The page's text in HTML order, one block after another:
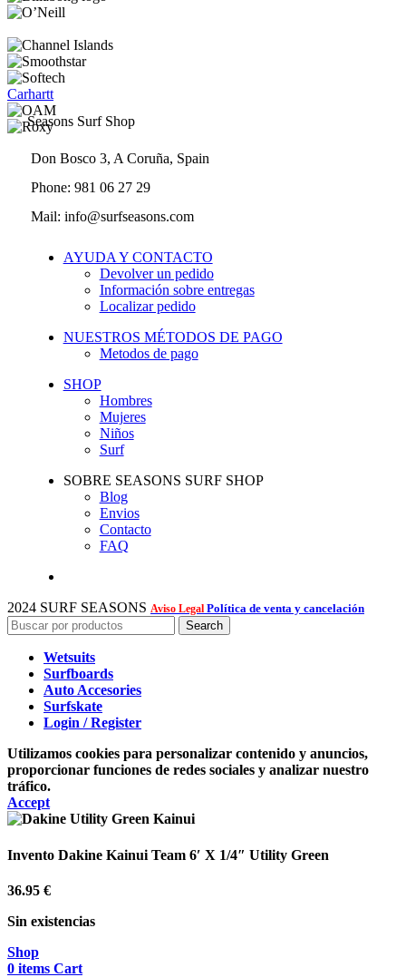
Carhartt
Seasons Surf Shop
Don Bosco 3, A Coruña, Spain
Phone: 981 06 27 29
Mail: info@surfseasons.com
AYUDA Y CONTACTO
Devolver un pedido
Información sobre entregas
Localizar pedido
NUESTROS MÉTODOS DE PAGO
Metodos de pago
SHOP
Hombres
Mujeres
Niños
Surf
SOBRE SEASONS SURF SHOP
Blog
Envios
Contacto
FAQ
2024 SURF SEASONS Aviso Legal Política de venta y cancelación
Search
Wetsuits
Surfboards
Auto Accesories
Surfskate
Login / Register
Utilizamos cookies para personalizar contenido y anuncios,
proporcionar funciones de redes sociales y analizar nuestro
tráfico.
Accept
Invento Dakine Kainui Team 6′ X 1/4″ Utility Green
36.95 €
Sin existencias
Shop
0 items Cart